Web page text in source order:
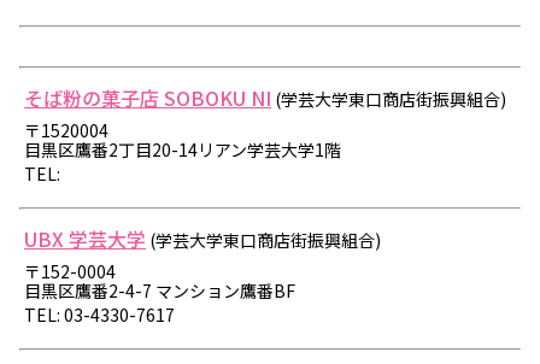
そば粉の菓子店 SOBOKU NI (学芸大学東口商店街振興組合)
〒1520004
目黒区鷹番2丁目20-14リアン学芸大学1階
TEL:
UBX 学芸大学 (学芸大学東口商店街振興組合)
〒152-0004
目黒区鷹番2-4-7 マンション鷹番BF
TEL: 03-4330-7617